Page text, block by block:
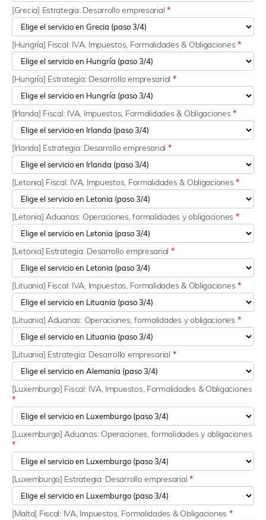
[Grecia] Estrategia: Desarrollo empresarial*
[Hungría] Fiscal: IVA, Impuestos, Formalidades & Obligaciones*
[Hungría] Estrategia: Desarrollo empresarial *
[Irlanda] Fiscal: IVA, Impuestos, Formalidades & Obligaciones*
[Irlanda] Estrategia: Desarrollo empresarial *
[Letonia] Fiscal: IVA, Impuestos, Formalidades & Obligaciones*
[Letonia] Aduanas: Operaciones, formalidades y obligaciones *
[Letonia] Estrategia: Desarrollo empresarial *
[Lituania] Fiscal: IVA, Impuestos, Formalidades & Obligaciones *
[Lituania] Aduanas: Operaciones, formalidades y obligaciones *
[Lituania] Estrategia: Desarrollo empresarial *
[Luxemburgo] Fiscal: IVA, Impuestos, Formalidades & Obligaciones
*
[Luxemburgo] Aduanas: Operaciones, formalidades y obligaciones
*
[Luxemburgo] Estrategia: Desarrollo empresarial*
[Malta] Fiscal: IVA, Impuestos, Formalidades & Obligaciones *